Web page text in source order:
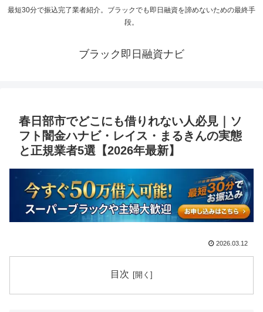
最短30分で振込完了業者紹介。ブラックでも即日融資を諦めないための最終手
段。
ブラック即日融資ナビ
春日部市でどこにも借りれない人必見｜ソ
フト闇金ハナビ・レイス・まるきんの実態
と正規業者5選【2026年最新】
2026.03.12
目次